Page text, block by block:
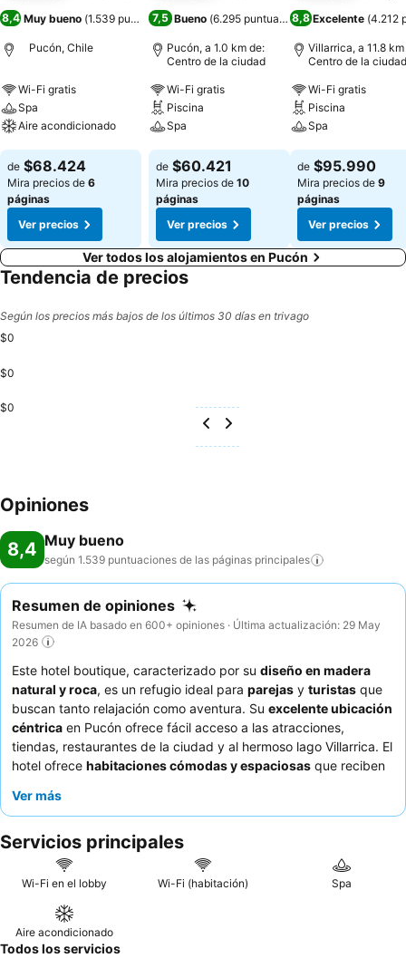
8,4 Muy bueno (1.539 puntuaciones)
Pucón, Chile
Wi-Fi gratis
Spa
Aire acondicionado
Ver precios
de $68.424
Mira precios de 6
páginas
Ver precios
7,5 Bueno (6.295 puntuaciones)
Pucón, a 1.0 km de:
Centro de la ciudad
Wi-Fi gratis
Piscina
Spa
Ver precios
de $60.421
Mira precios de 10
páginas
Ver precios
8,8 Excelente (4.212
Villarrica, a 11.8
Centro de la ciudad
Wi-Fi gratis
Piscina
Spa
Ver precios
de $95.990
Mira precios de 9
páginas
Ver precios
Ver todos los alojamientos en Pucón
Tendencia de precios
Según los precios más bajos de los últimos 30 días en trivago
$0
$0
$0
Opiniones
8,4 Muy bueno
según 1.539 puntuaciones de las páginas principales
Resumen de opiniones
Resumen de IA basado en 600+ opiniones · Última actualización: 29 May
2026
Este hotel boutique, caracterizado por su diseño en madera
natural y roca, es un refugio ideal para parejas y turistas que
buscan tanto relajación como aventura. Su excelente ubicación
céntrica en Pucón ofrece fácil acceso a las atracciones,
tiendas, restaurantes de la ciudad y al hermoso lago Villarrica. El
hotel ofrece habitaciones cómodas y espaciosas que reciben
silencioso. Los huéspedes elogian constantemente al
o incluso exquisito, incluye opciones de huevos hechos a
medida. Para una experiencia verdaderamente serena, los
huéspedes deben preguntar por habitaciones con vistas al lago
Ver más
Servicios principales
Wi-Fi en el lobby Wi-Fi (habitación) Spa
Aire acondicionado
Todos los servicios